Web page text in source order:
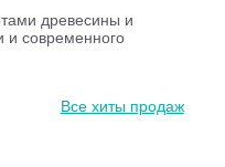
древесины и
и современного
Все хиты продаж